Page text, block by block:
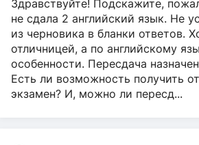
Здравствуйте! Подскажите,
не сдала 2 английский язык. Не
из черновика в бланки ответов.
отличницей, а по английскому
особенности. Пересдача
Есть ли возможность получить
экзамен? И, можно ли пересд...